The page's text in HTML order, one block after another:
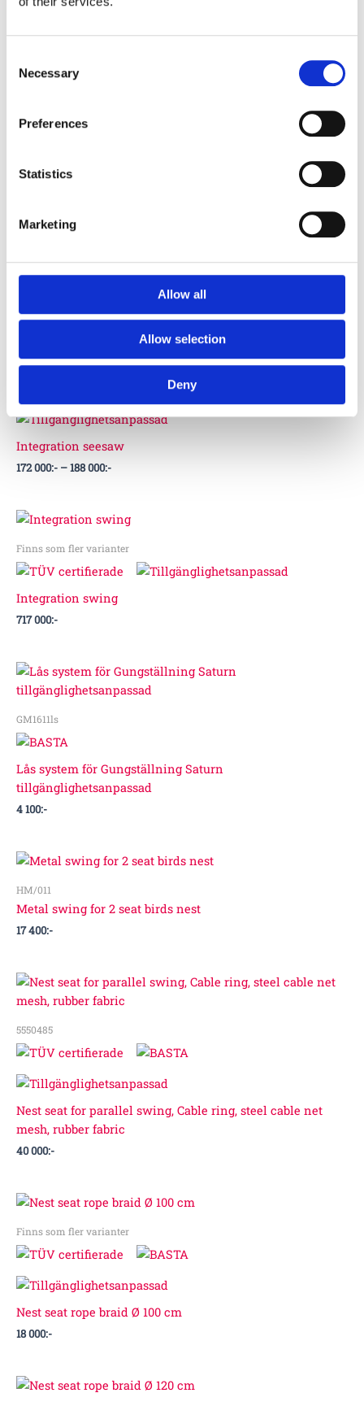
Selection
Necessary
Preferences
Statistics
Marketing
Allow all
Allow selection
Deny
99 000:-
Inclusive swing SATURN XXL
231 000:-
Integration seesaw
172 000:- –188 000:-
Prisintervall:
till
188
Finns som fler varianter
Integration swing
717 000:-
GM1611ls
Lås system för Gungställning Saturn
tillgänglighetsanpassad
4 100:-
HM/011
Metal swing for 2 seat birds nest
17 400:-
5550485
Nest seat for parallel swing, Cable ring, steel cable net
mesh, rubber fabric
40 000:-
Finns som fler varianter
Nest seat rope braid Ø 100 cm
18 000:-